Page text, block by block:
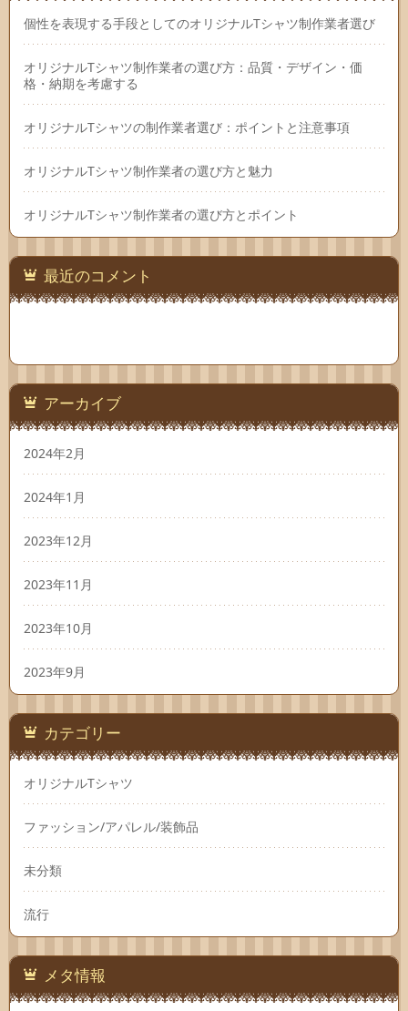
個性を表現する手段としてのオリジナルTシャツ制作業者選び
オリジナルTシャツ制作業者の選び方：品質・デザイン・価
格・納期を考慮する
オリジナルTシャツの制作業者選び：ポイントと注意事項
オリジナルTシャツ制作業者の選び方と魅力
オリジナルTシャツ制作業者の選び方とポイント
最近のコメント
アーカイブ
2024年2月
2024年1月
2023年12月
2023年11月
2023年10月
2023年9月
カテゴリー
オリジナルTシャツ
ファッション/アパレル/装飾品
未分類
流行
メタ情報